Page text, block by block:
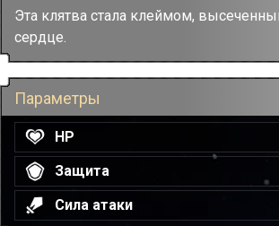
Эта клятва стала клеймом,
сердце.
Параметры
HP
Защита
Сила атаки